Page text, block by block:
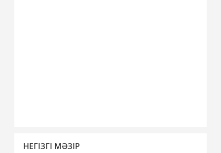
мәзір
НЕГІЗГІ МӘЗІР